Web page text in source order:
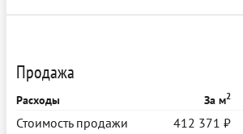
Продажа
Расходы За м2
Стоимость продажи 412 371 ₽